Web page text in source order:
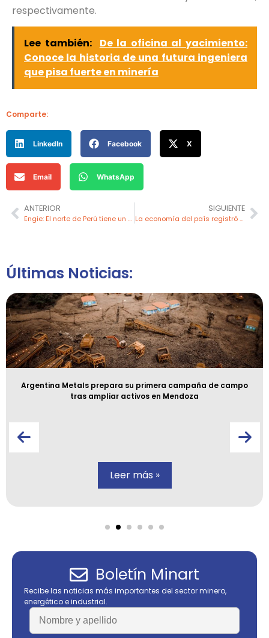
respectivamente.
Lee también:
De la oficina al yacimiento:
Conoce la historia de una futura ingeniera
que pisa fuerte en minería
Comparte:
LinkedIn Facebook X
Email WhatsApp
ANTERIOR
Engie: El norte de Perú tiene un potencial solar de 70 GW y eólico de 15 GW
SIGUIENTE
La economía del país registró un crecimiento del 3.8% durante el tercer trimestre
Últimas Noticias:
Argentina Metals prepara su primera campaña de campo
tras ampliar activos en Mendoza
Leer más »
Boletín Minart
Recibe las noticias más importantes del sector minero,
energético e industrial.